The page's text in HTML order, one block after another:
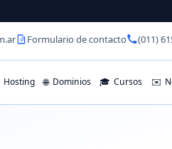
Formulario de contacto (011)
Hosting 🌐 Dominios 🎓 Cursos ✉️